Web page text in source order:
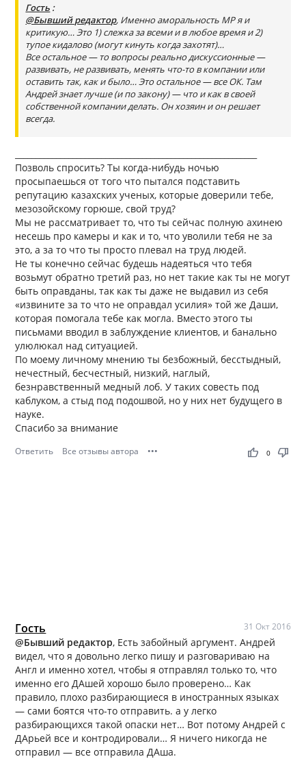
Гость :
@Бывший редактор, Именно аморальность МР я и
критикую… Это 1) слежка за всеми и в любое время и 2)
тупое кидалово (могут кинуть когда захотят)…
Все остальное — то вопросы реально дискуссионные —
развивать, не развивать, менять что-то в компании или
оставить так, как и было… Это остальное — все ОК. Там
Андрей знает лучше (и по закону) — что и как в своей
собственной компании делать. Он хозяин и он решает
всегда.
Позволь спросить? Ты когда-нибудь ночью
просыпаешься от того что пытался подставить
репутацию казахских ученых, которые доверили тебе,
мезозойскому горюше, свой труд?
Мы не рассматривает то, что ты сейчас полную ахинею
несешь про камеры и как и то, что уволили тебя не за
это, а за то что ты просто плевал на труд людей.
Не ты конечно сейчас будешь надеяться что тебя
возьмут обратно третий раз, но нет такие как ты не могут
быть оправданы, так как ты даже не выдавил из себя
«извините за то что не оправдал усилия» той же Даши,
которая помогала тебе как могла. Вместо этого ты
письмами вводил в заблуждение клиентов, и банально
улюлюкал над ситуацией.
По моему личному мнению ты безбожный, бесстыдный,
нечестный, бесчестный, низкий, наглый,
безнравственный медный лоб. У таких совесть под
каблуком, а стыд под подошвой, но у них нет будущего в
науке.
Спасибо за внимание
Ответить Все отзывы автора ••• thumb_up thumb_down
0
Гость 31 Окт 2016
@Бывший редактор, Есть забойный аргумент. Андрей
видел, что я довольно легко пишу и разговариваю на
Англ и именно хотел, чтобы я отправлял только то, что
именно его ДАшей хорошо было проверено… Как
правило, плохо разбирающиеся в иностранных языках
— сами боятся что-то отправить. а у легко
разбирающихся такой опаски нет… Вот потому Андрей с
ДАрьей все и контродировали… Я ничего никогда не
отправил — все отправила ДАша.